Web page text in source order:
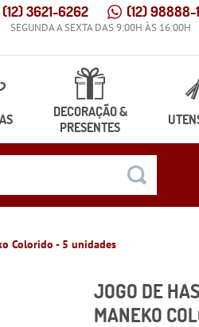
(12)3621-6262 (12)98888-
SEGUNDA A SEXTA DAS 9:00H ÀS 16:00H
DECORAÇÃO &
PRESENTES
Colorido - 5 unidades
JOGO DE
MANEKO